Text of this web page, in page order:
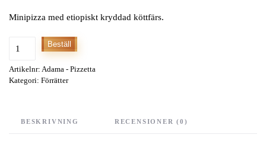
Minipizza med etiopiskt kryddad köttfärs.
Pizzetta
mängd
Beställ
Artikelnr: Adama - Pizzetta
Kategori: Förrätter
BESKRIVNING RECENSIONER (0)